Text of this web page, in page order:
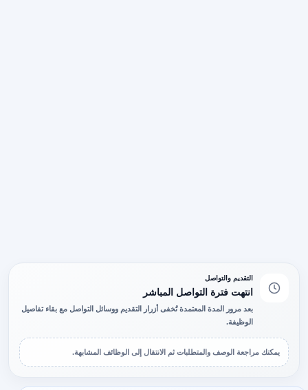
التقديم والتواصل
انتهت فترة التواصل المباشر
بعد مرور المدة المعتمدة تُخفى أزرار التقديم ووسائل التواصل مع بقاء تفاصيل
الوظيفة.
يمكنك مراجعة الوصف والمتطلبات ثم الانتقال إلى الوظائف المشابهة.